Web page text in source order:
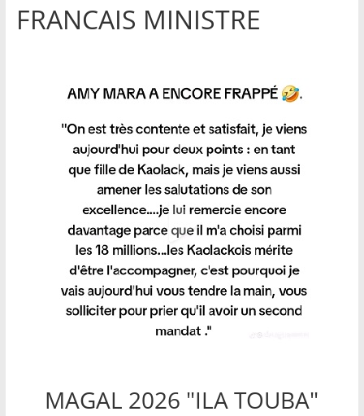
FRANCAIS MINISTRE
MAGAL 2026 "ILA TOUBA"